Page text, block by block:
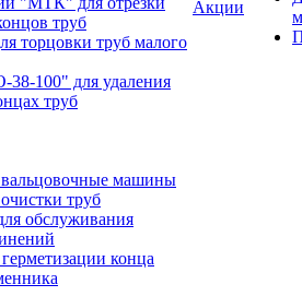
труб
торцовки труб малого
100" для удаления
труб
вальцовочные машины
труб
обслуживания
конца
Акции